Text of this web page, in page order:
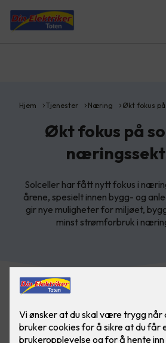
Hjem Tjenester Næring Økt fokus
Økt fokus på
Solceller har fått nytt fokus i
årene, spesielt innen bygg- og
gir nye muligheter for miljøet,
minst strømforbruk i